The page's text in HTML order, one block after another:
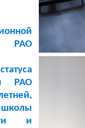
РАО
РАО
школы
и